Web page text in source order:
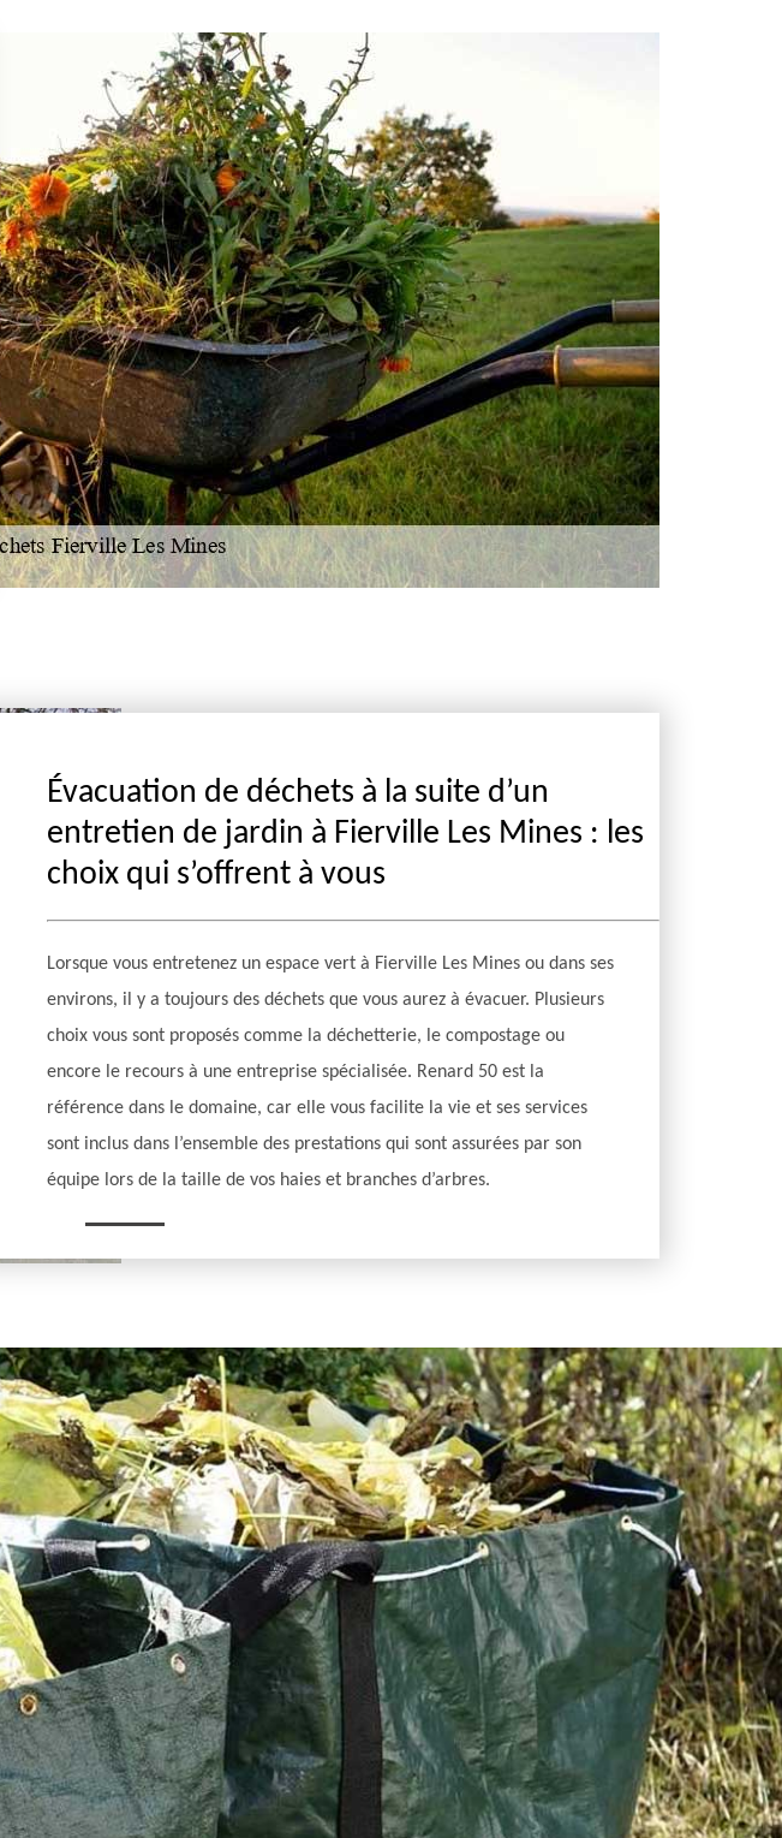
Évacuation de déchets à la suite d’un
entretien de jardin à Fierville Les Mines : les
choix qui s’offrent à vous
Lorsque vous entretenez un espace vert à Fierville Les Mines ou dans ses
environs, il y a toujours des déchets que vous aurez à évacuer. Plusieurs
choix vous sont proposés comme la déchetterie, le compostage ou
encore le recours à une entreprise spécialisée. Renard 50 est la
référence dans le domaine, car elle vous facilite la vie et ses services
sont inclus dans l’ensemble des prestations qui sont assurées par son
équipe lors de la taille de vos haies et branches d’arbres.
de vos déchets verts à
d’une tonte de gazon à
Les Mines ?
terminé la tonte de votre gazon à
de la pelouse et l’évacuation
tâche que vous devez ensuite
est fastidieuse et pour gagner du
de faire appel à un
de les envoyer à la déchetterie.
ses services à des prix qui sont les
Renard 50 : une expérience
reconnue dans le domaine
l’évacuation de déchets
Fierville Les Mines
Renard 50 est une entreprise qui a choisi de faire de
l’évacuation de déchets verts à Fierville Les Mines le
ses activités. Depuis des années, elle accompagne les
particuliers et les collectivités publiques pour assurer
propreté de leurs jardins après l’entretien de ceux-ci.
sérieux et d’une grande qualité vous est garanti et